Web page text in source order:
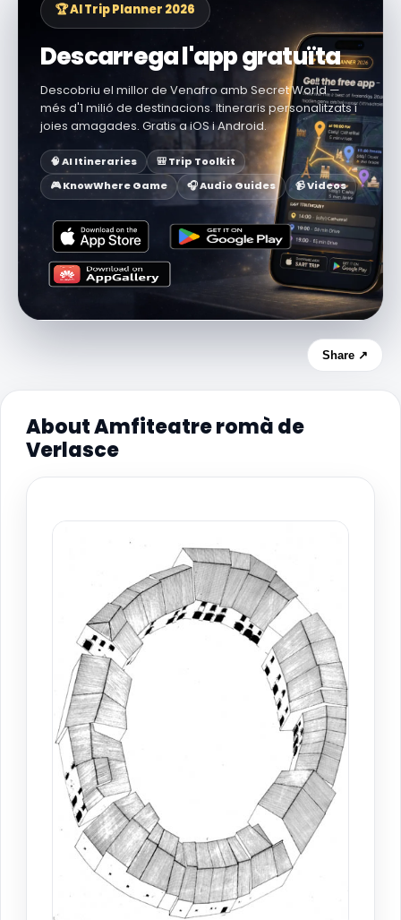
🏆 AI Trip Planner 2026
Descarrega l'app gratuïta
Descobriu el millor de Venafro amb Secret World —
més d'1 milió de destinacions. Itineraris personalitzats i
joies amagades. Gratis a iOS i Android.
🧠 AI Itineraries
🎒 Trip Toolkit
🎮 KnowWhere Game
🎧 Audio Guides 📹 Videos
Share ↗
About Amfiteatre romà de
Verlasce